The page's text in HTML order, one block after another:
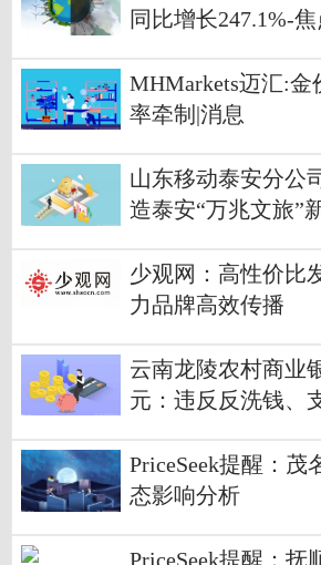
同比增长247.1%-
MHMarkets迈汇:金
率牵制|消息
山东移动泰安分公
造泰安“万兆文旅”
少观网：高性价比
力品牌高效传播
云南龙陵农村商业
元：违反反洗钱、
PriceSeek提醒：茂
态影响分析
PriceSeek提醒：抚